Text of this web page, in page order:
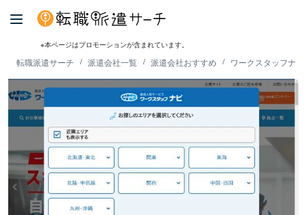
※本ページはプロモーションが含まれています。
転職派遣サーチ 派遣会社一覧 派遣会社おすすめ ワークスタッフナ